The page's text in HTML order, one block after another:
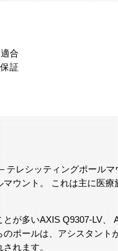
合
証
テレシッティングポール
ウント。 これは主に医
が多いAXIS Q9307-LV、
ポールは、アシスタン
されます。